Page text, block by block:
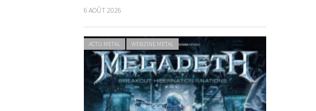
6 AOÛT 2026
ACTU METAL WEBZINE METAL